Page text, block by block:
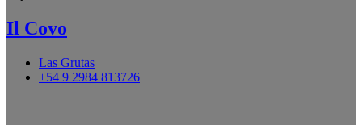
Il Covo
Las Grutas
+54 9 2984 813726